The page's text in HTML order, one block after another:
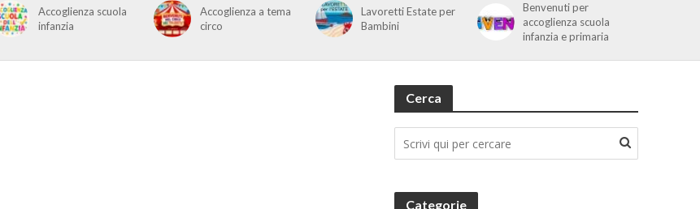
Accoglienza scuola
infanzia
Accoglienza a tema
circo
Lavoretti Estate per
Bambini
Benvenuti per
accoglienza scuola
infanzia e primaria
Cerca
Categorie